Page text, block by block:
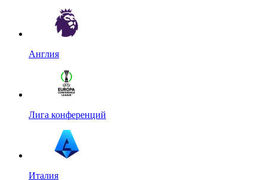
Англия
Лига конференций
Италия